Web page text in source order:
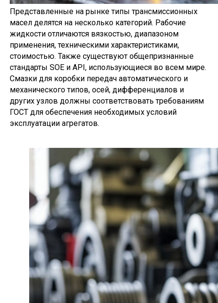
Представленные на рынке типы трансмиссионных
масел делятся на несколько категорий. Рабочие
жидкости отличаются вязкостью, диапазоном
применения, техническими характеристиками,
стоимостью. Также существуют общепризнанные
стандарты SOE и API, использующиеся во всем мире.
Смазки для коробки передач автоматического и
механического типов, осей, дифференциалов и
других узлов должны соответствовать требованиям
ГОСТ для обеспечения необходимых условий
эксплуатации агрегатов.